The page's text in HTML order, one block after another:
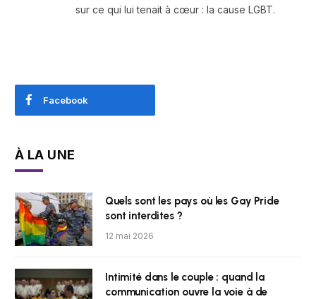
sur ce qui lui tenait à cœur : la cause LGBT.
Facebook
À LA UNE
Quels sont les pays où les Gay Pride
sont interdites ?
12 mai 2026
Intimité dans le couple : quand la
communication ouvre la voie à de